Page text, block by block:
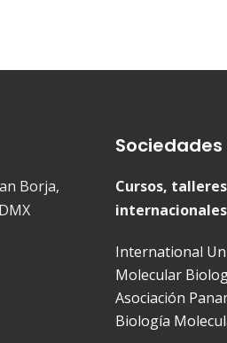
Borja,
Cursos,
International
Molecular
Asociación
Biología